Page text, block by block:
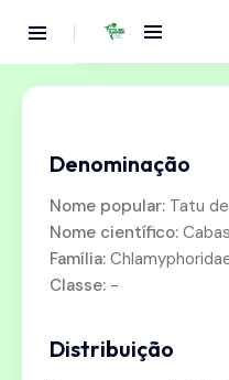
Denominação
Nome popular: Tatu
Nome científico:
Família:
Classe: -
Distribuição